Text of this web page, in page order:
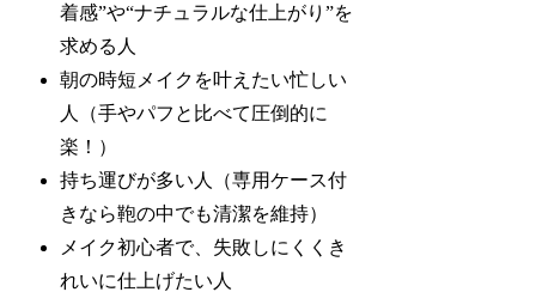
着感”や“ナチュラルな仕上がり”を
求める人
朝の時短メイクを叶えたい忙しい
人（手やパフと比べて圧倒的に
楽！）
持ち運びが多い人（専用ケース付
きなら鞄の中でも清潔を維持）
メイク初心者で、失敗しにくくき
れいに仕上げたい人